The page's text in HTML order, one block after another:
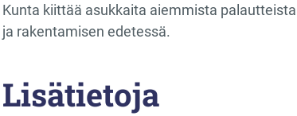
Kunta kiittää asukkaita aiemmista
ja rakentamisen edetessä.
Lisätietoja